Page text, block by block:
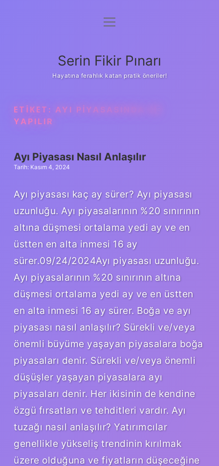
Gizlilik Politikası
Yasal Uyarı
menüyü
Serin Fikir Pınarı
Hayatına ferahlık katan pratik öneriler!
ETIKET: AYI PIYASASINDA NE
YAPILIR
Ayı Piyasası Nasıl Anlaşılır
Tarih: Kasım 4, 2024
Ayı piyasası kaç ay sürer? Ayı piyasası
uzunluğu. Ayı piyasalarının %20 sınırının
altına düşmesi ortalama yedi ay ve en
üstten en alta inmesi 16 ay
sürer.09/24/2024Ayı piyasası uzunluğu.
Ayı piyasalarının %20 sınırının altına
düşmesi ortalama yedi ay ve en üstten
en alta inmesi 16 ay sürer. Boğa ve ayı
piyasası nasıl anlaşılır? Sürekli ve/veya
önemli büyüme yaşayan piyasalara boğa
piyasaları denir. Sürekli ve/veya önemli
düşüşler yaşayan piyasalara ayı
piyasaları denir. Her ikisinin de kendine
özgü fırsatları ve tehditleri vardır. Ayı
tuzağı nasıl anlaşılır? Yatırımcılar
genellikle yükseliş trendinin kırılmak
üzere olduğuna ve fiyatların düşeceğine